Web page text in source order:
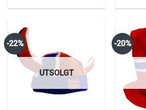
-22%
UTSOLGT
-20%